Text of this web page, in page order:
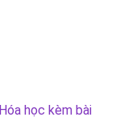
học kèm bài